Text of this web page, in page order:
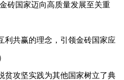
砖国家迈向高质量发展至关重
利共赢的理念，引领金砖国家应
贫攻坚实践为其他国家树立了典